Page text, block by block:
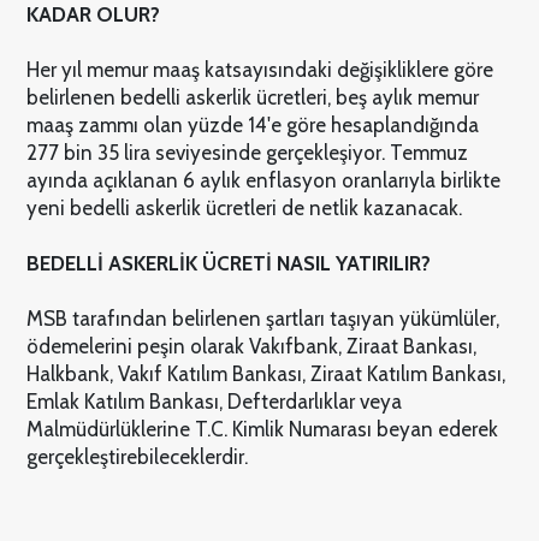
KADAR OLUR?
Her yıl memur maaş katsayısındaki değişikliklere göre
belirlenen bedelli askerlik ücretleri, beş aylık memur
maaş zammı olan yüzde 14'e göre hesaplandığında
277 bin 35 lira seviyesinde gerçekleşiyor. Temmuz
ayında açıklanan 6 aylık enflasyon oranlarıyla birlikte
yeni bedelli askerlik ücretleri de netlik kazanacak.
BEDELLİ ASKERLİK ÜCRETİ NASIL YATIRILIR?
MSB tarafından belirlenen şartları taşıyan yükümlüler,
ödemelerini peşin olarak Vakıfbank, Ziraat Bankası,
Halkbank, Vakıf Katılım Bankası, Ziraat Katılım Bankası,
Emlak Katılım Bankası, Defterdarlıklar veya
Malmüdürlüklerine T.C. Kimlik Numarası beyan ederek
gerçekleştirebileceklerdir.